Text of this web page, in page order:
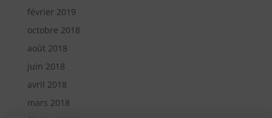
février 2019
octobre 2018
août 2018
juin 2018
avril 2018
mars 2018